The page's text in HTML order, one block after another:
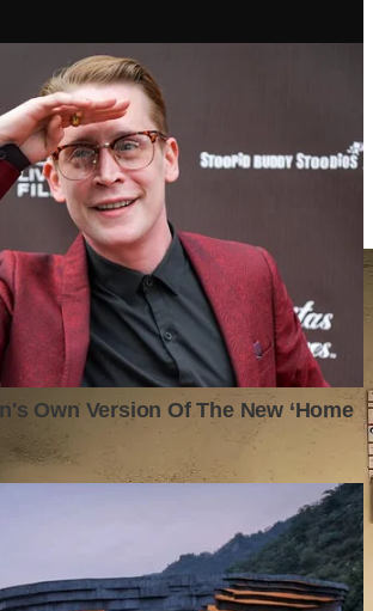
Tanah Terbaru 2024, Lengkap